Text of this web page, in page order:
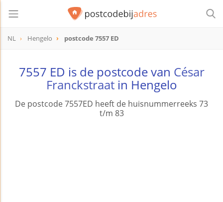
NL Hengelo postcode 7557 ED
7557 ED is de postcode van César
Franckstraatin Hengelo
De postcode 7557ED heeft de huisnummerreeks 73
t/m 83